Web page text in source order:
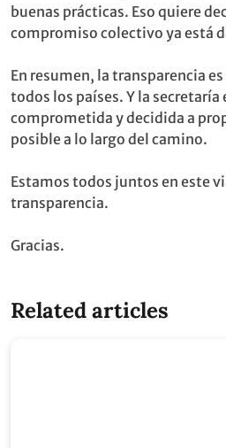
buenas prácticas. Eso quiere
compromiso colectivo ya está
En resumen, la transparencia
todos los países. Y la secretaría
comprometida y decidida a
posible a lo largo del camino.
Estamos todos juntos en este
transparencia.
Gracias.
Related articles